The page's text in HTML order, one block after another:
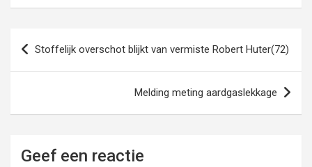
Bericht
navigatie
Stoffelijk overschot blijkt van vermiste Robert Huter(72)
Melding meting aardgaslekkage
Geef een reactie